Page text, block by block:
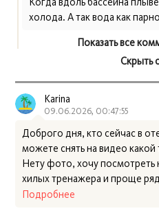
холода. А так вода как
Показать все
Скрыть
Karina
09.06.2026, 00:47:55
Доброго дня, кто сейчас в
можете снять на видео
Нету фото, хочу посмотреть
хилых тренажера и проще
Подробнее